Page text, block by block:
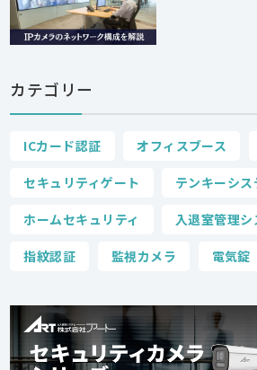
カテゴリー
ICカード認証 オフィスブース
セキュリティゲート テンキーシス
ホームセキュリティ 入退室管理シ
指紋認証 監視カメラ 電気錠